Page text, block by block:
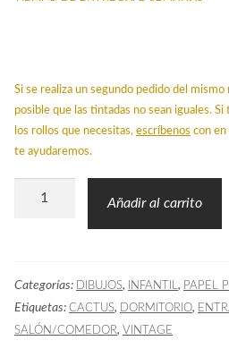
Si se realiza un segundo pedido del
posible que las tintadas no sean iguales.
los rollos que necesitas, escríbenos con en
te ayudaremos.
Papel
Gris
cantidad
Añadir al carrito
Categorías: DIBUJOS, INFANTIL , PAPEL
Etiquetas: CACTUS, DORMITORIO,
SALÓN/COMEDOR, VINTAGE